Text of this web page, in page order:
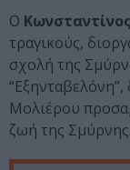
Ο
τραγικούς,
σχολή της
Μολιέρου
ζωή της Σμύρνης.